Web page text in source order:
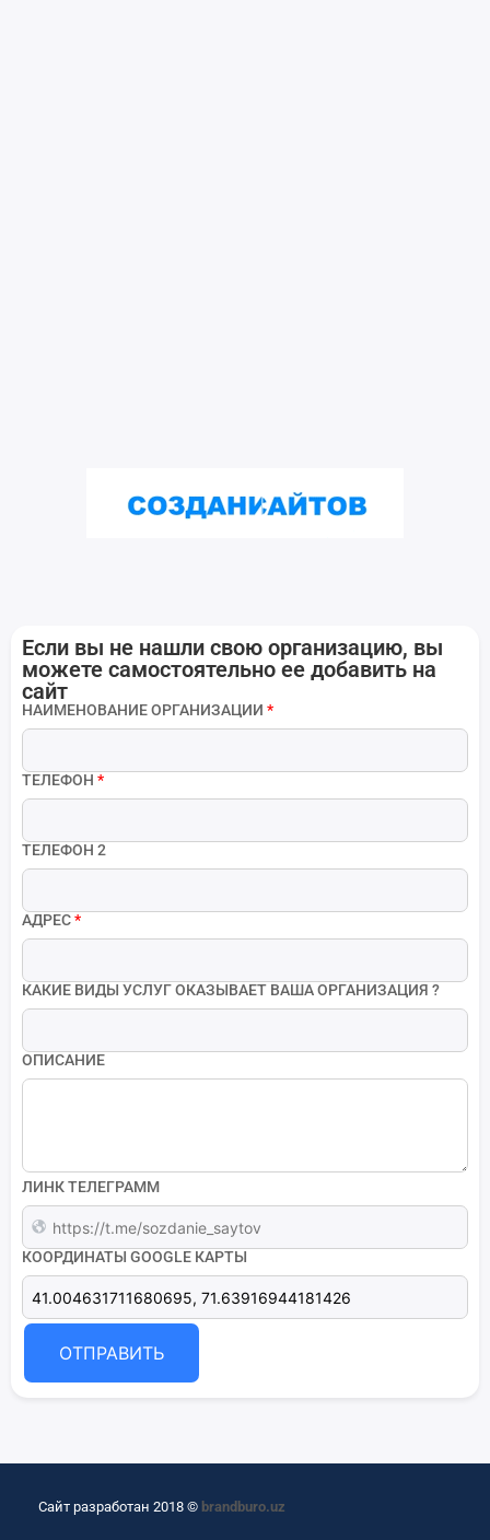
Если вы не нашли свою организацию, вы
можете самостоятельно ее добавить на
сайт
НАИМЕНОВАНИЕ ОРГАНИЗАЦИИ *
ТЕЛЕФОН *
ТЕЛЕФОН 2
АДРЕС*
КАКИЕ ВИДЫ УСЛУГ ОКАЗЫВАЕТ ВАША ОРГАНИЗАЦИЯ ?
ОПИСАНИЕ
ЛИНК ТЕЛЕГРАММ
КООРДИНАТЫ GOOGLE КАРТЫ
ОТПРАВИТЬ
Сайт разработан 2018 © brandburo.uz